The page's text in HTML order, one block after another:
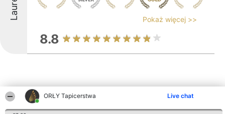
ORŁY Tapicerstwa Live chat
Pokaż więcej >>
8.8
Inne firmy z województwa